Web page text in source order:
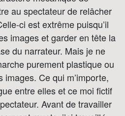
au spectateur de relâcher
ci est extrême puisqu’il
images et garder en tête la
du narrateur. Mais je ne
purement plastique ou
Ce qui m’importe,
entre elles et ce moi fictif
Avant de travailler